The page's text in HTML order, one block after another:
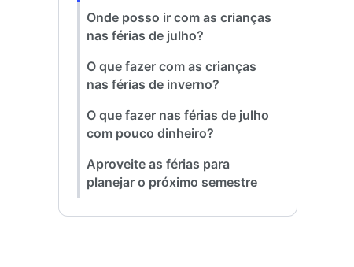
Onde posso ir com as crianças
nas férias de julho?
O que fazer com as crianças
nas férias de inverno?
O que fazer nas férias de julho
com pouco dinheiro?
Aproveite as férias para
planejar o próximo semestre